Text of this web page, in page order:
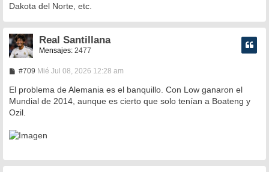
Dakota del Norte, etc.
Real Santillana
Mensajes: 2477
#709M
n
a
Mié Jul 08, 2026 12:28 am
El problema de Alemania es el banquillo. Con Low ganaron el
Mundial de 2014, aunque es cierto que solo tenían a Boateng y
Ozil.